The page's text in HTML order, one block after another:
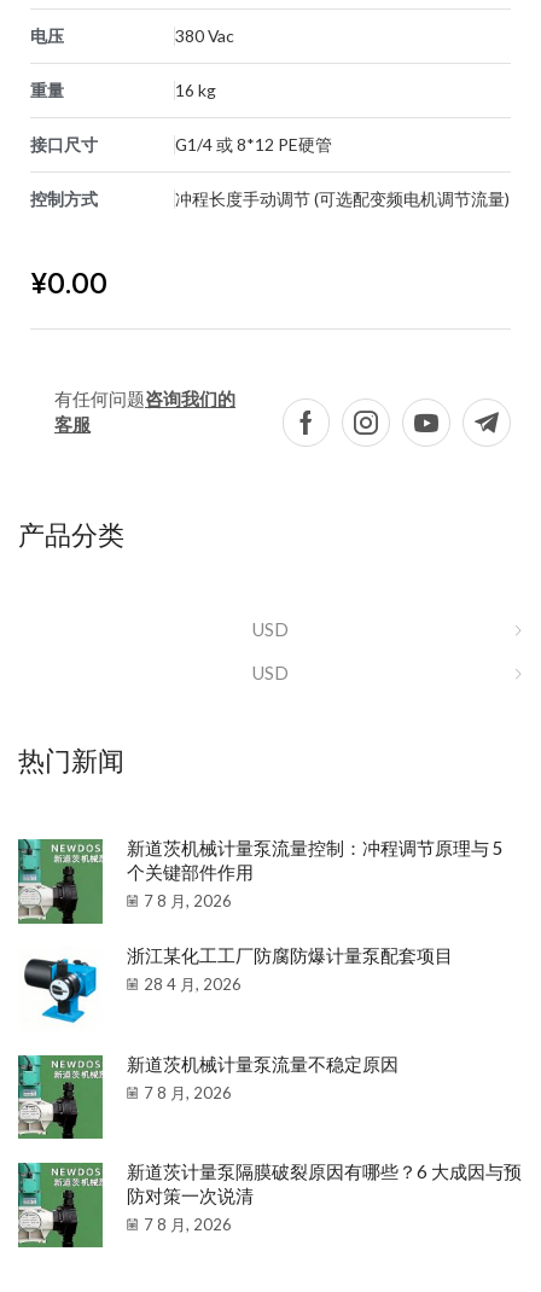
电压 380 Vac
重量 16 kg
接口尺寸 G1/4 或 8*12 PE硬管
控制方式 冲程长度手动调节 (可选配变频电机调节流量)
¥0.00
有任何问题咨询我们的
客服
产品分类
USD
USD
热门新闻
新道茨机械计量泵流量控制：冲程调节原理与 5
个关键部件作用
7 8 月, 2026
浙江某化工工厂防腐防爆计量泵配套项目
28 4 月, 2026
新道茨机械计量泵流量不稳定原因
7 8 月, 2026
新道茨计量泵隔膜破裂原因有哪些？6 大成因与预
防对策一次说清
7 8 月, 2026